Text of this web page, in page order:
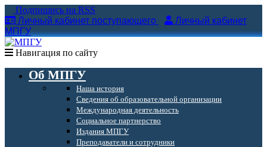
Подпишись на RSS
Личный кабинет поступающего
Личный кабинет
МПГУ
Навигация по сайту
Об МПГУ
Наша история
Сведения об образовательной организации
Международная деятельность
Социальное партнерство
Издания МПГУ
Преподаватели и сотрудники